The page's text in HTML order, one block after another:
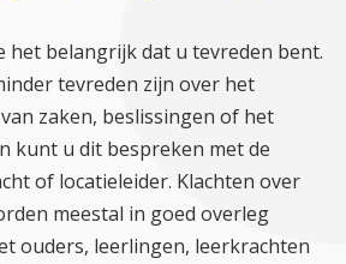
het belangrijk dat u tevreden bent.
tevreden zijn over het
zaken, beslissingen of het
kunt u dit bespreken met de
of locatieleider. Klachten over
meestal in goed overleg
ouders, leerlingen, leerkrachten